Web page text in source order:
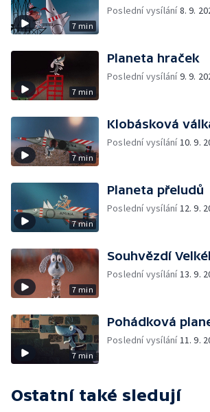
7 min
Poslední vysílání8. 9.
7 min
Planeta hraček
Poslední vysílání9. 9.
7 min
Klobásková
Poslední vysílání10. 9.
7 min
Planeta přeludů
Poslední vysílání12. 9.
7 min
Souhvězdí
Poslední vysílání13. 9.
7 min
Pohádková
Poslední vysílání11. 9.
Ostatní také sledují